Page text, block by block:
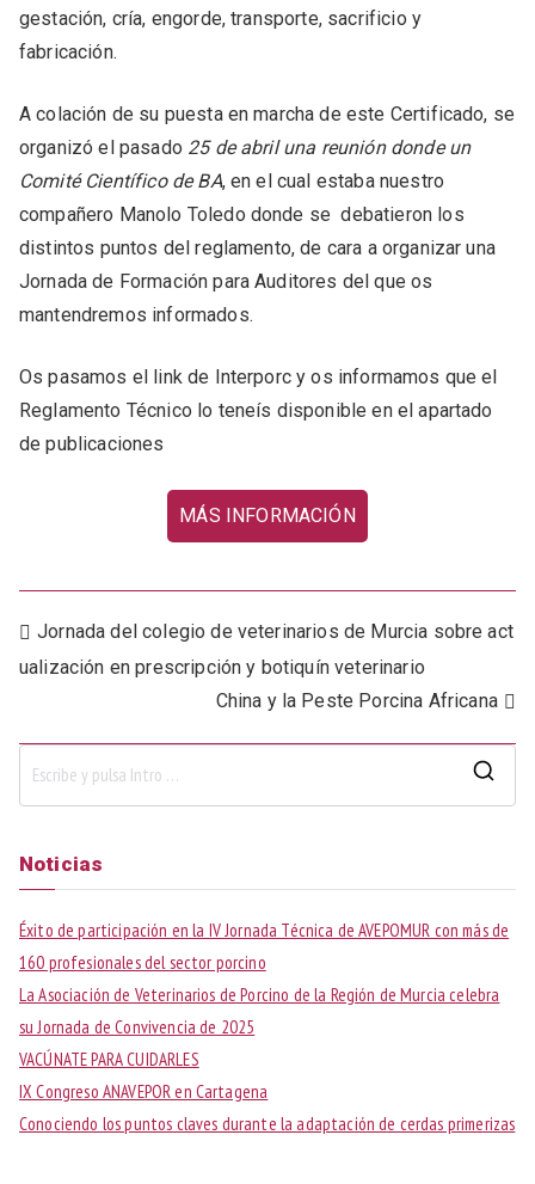
gestación, cría, engorde, transporte, sacrificio y
fabricación.
A colación de su puesta en marcha de este Certificado, se
organizó el pasado 25 de abril una reunión donde un
Comité Científico de BA, en el cual estaba nuestro
compañero Manolo Toledo donde se debatieron los
distintos puntos del reglamento, de cara a organizar una
Jornada de Formación para Auditores del que os
mantendremos informados.
Os pasamos el link de Interporc y os informamos que el
Reglamento Técnico lo teneís disponible en el apartado
de publicaciones
MÁS INFORMACIÓN
Navegación
de
Jornada del colegio de veterinarios de Murcia sobre act
ualización en prescripción y botiquín veterinario
China y la Peste Porcina Africana
c
Noticias
Éxito de participación en la IV Jornada Técnica de AVEPOMUR con más de
160 profesionales del sector porcino
La Asociación de Veterinarios de Porcino de la Región de Murcia celebra
su Jornada de Convivencia de 2025
VACÚNATE PARA CUIDARLES
IX Congreso ANAVEPOR en Cartagena
Conociendo los puntos claves durante la adaptación de cerdas primerizas